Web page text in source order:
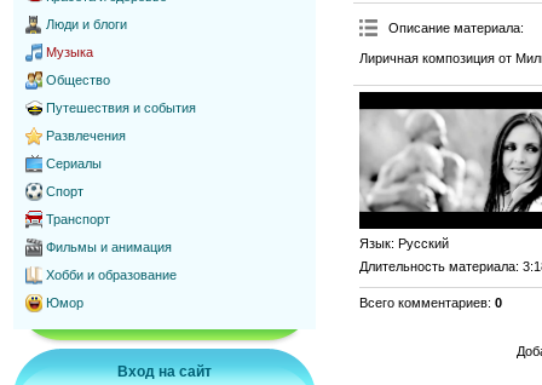
Люди и блоги
Музыка
Общество
Путешествия и события
Развлечения
Сериалы
Спорт
Транспорт
Фильмы и анимация
Хобби и образование
Юмор
Вход на сайт
Описание материала:
Лиричная композиция от
Язык: Русский
Длительность материала:
Всего комментариев: 0